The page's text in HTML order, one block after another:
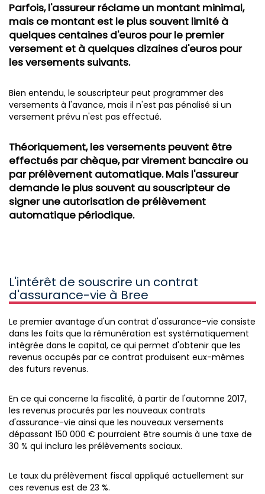
Parfois, l'assureur réclame un montant minimal,
mais ce montant est le plus souvent limité à
quelques centaines d'euros pour le premier
versement et à quelques dizaines d'euros pour
les versements suivants.
Bien entendu, le souscripteur peut programmer des
versements à l'avance, mais il n'est pas pénalisé si un
versement prévu n'est pas effectué.
Théoriquement, les versements peuvent être
effectués par chèque, par virement bancaire ou
par prélèvement automatique. Mais l'assureur
demande le plus souvent au souscripteur de
signer une autorisation de prélèvement
automatique périodique.
L'intérêt de souscrire un contrat
d'assurance-vie à Bree
Le premier avantage d'un contrat d'assurance-vie consiste
dans les faits que la rémunération est systématiquement
intégrée dans le capital, ce qui permet d'obtenir que les
revenus occupés par ce contrat produisent eux-mêmes
des futurs revenus.
En ce qui concerne la fiscalité, à partir de l'automne 2017,
les revenus procurés par les nouveaux contrats
d'assurance-vie ainsi que les nouveaux versements
dépassant 150 000 € pourraient être soumis à une taxe de
30 % qui inclura les prélèvements sociaux.
Le taux du prélèvement fiscal appliqué actuellement sur
ces revenus est de 23 %.